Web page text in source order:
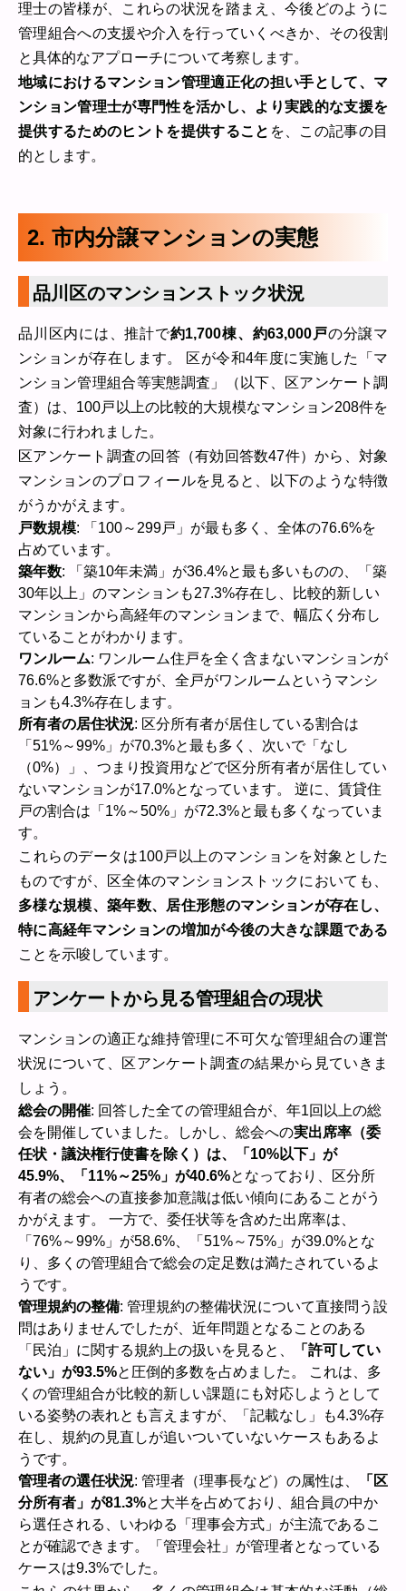
理士の皆様が、これらの状況を踏まえ、今後どのように
管理組合への支援や介入を行っていくべきか、その役割
と具体的なアプローチについて考察します。
地域におけるマンション管理適正化の担い手として、マ
ンション管理士が専門性を活かし、より実践的な支援を
提供するためのヒントを提供すること を、この記事の目
的とします。
2. 市内分譲マンションの実態
品川区のマンションストック状況
品川区内には、推計で約1,700棟、約63,000戸の分譲マ
ンションが存在します。 区が令和4年度に実施した「マ
ンション管理組合等実態調査」（以下、区アンケート調
査）は、100戸以上の比較的大規模なマンション208件を
対象に行われました。
区アンケート調査の回答（有効回答数47件）から、対象
マンションのプロフィールを見ると、以下のような特徴
がうかがえます。
戸数規模: 「100～299戸」が最も多く、全体の76.6%を
占めています。
築年数: 「築10年未満」が36.4%と最も多いものの、「築
30年以上」のマンションも27.3%存在し、比較的新しい
マンションから高経年のマンションまで、幅広く分布し
ていることがわかります。
ワンルーム: ワンルーム住戸を全く含まないマンションが
76.6%と多数派ですが、全戸がワンルームというマンシ
ョンも4.3%存在します。
所有者の居住状況: 区分所有者が居住している割合は
「51%～99%」が70.3%と最も多く、次いで「なし
（0%）」、つまり投資用などで区分所有者が居住してい
ないマンションが17.0%となっています。 逆に、賃貸住
戸の割合は「1%～50%」が72.3%と最も多くなっていま
す。
これらのデータは100戸以上のマンションを対象とした
ものですが、区全体のマンションストックにおいても、
多様な規模、築年数、居住形態のマンションが存在し、
特に高経年マンションの増加が今後の大きな課題である
ことを示唆しています。
アンケートから見る管理組合の現状
マンションの適正な維持管理に不可欠な管理組合の運営
状況について、区アンケート調査の結果から見ていきま
しょう。
総会の開催: 回答した全ての管理組合が、年1回以上の総
会を開催していました。しかし、総会への実出席率（委
任状・議決権行使書を除く）は、「10%以下」が
45.9%、「11%～25%」が40.6%となっており、区分所
有者の総会への直接参加意識は低い傾向にあることがう
かがえます。 一方で、委任状等を含めた出席率は、
「76%～99%」が58.6%、「51%～75%」が39.0%とな
り、多くの管理組合で総会の定足数は満たされているよ
うです。
管理規約の整備: 管理規約の整備状況について直接問う設
問はありませんでしたが、近年問題となることのある
「民泊」に関する規約上の扱いを見ると、
「許可してい
ない」が93.5%と圧倒的多数を占めました。 これは、多
くの管理組合が比較的新しい課題にも対応しようとして
いる姿勢の表れとも言えますが、「記載なし」も4.3%存
在し、規約の見直しが追いついていないケースもあるよ
うです。
管理者の選任状況: 管理者（理事長など）の属性は、
「区
分所有者」が81.3%と大半を占めており、組合員の中か
ら選任される、いわゆる「理事会方式」が主流であるこ
とが確認できます。「管理会社」が管理者となっている
ケースは9.3%でした。